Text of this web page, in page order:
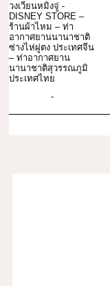
วงเวียนหมิงจู่ -
DISNEY STORE –
ร้านผ้าไหม – ท่า
อากาศยานนานาชาติ
ซ่างไห่ผู่ตง ประเทศจีน
– ท่าอากาศยาน
นานาชาติสุวรรณภูมิ
ประเทศไทย
-